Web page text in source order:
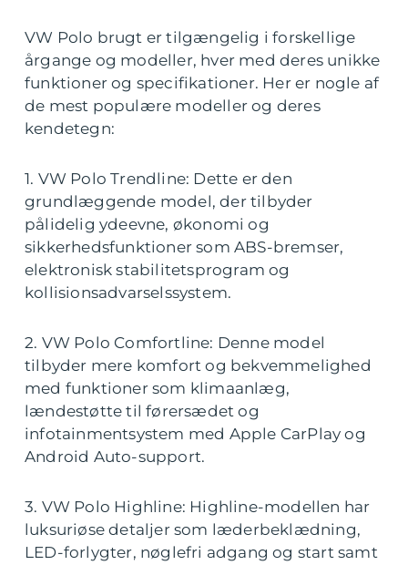
VW Polo brugt er tilgængelig i forskellige
årgange og modeller, hver med deres unikke
funktioner og specifikationer. Her er nogle af
de mest populære modeller og deres
kendetegn:
1. VW Polo Trendline: Dette er den
grundlæggende model, der tilbyder
pålidelig ydeevne, økonomi og
sikkerhedsfunktioner som ABS-bremser,
elektronisk stabilitetsprogram og
kollisionsadvarselssystem.
2. VW Polo Comfortline: Denne model
tilbyder mere komfort og bekvemmelighed
med funktioner som klimaanlæg,
lændestøtte til førersædet og
infotainmentsystem med Apple CarPlay og
Android Auto-support.
3. VW Polo Highline: Highline-modellen har
luksuriøse detaljer som læderbeklædning,
LED-forlygter, nøglefri adgang og start samt